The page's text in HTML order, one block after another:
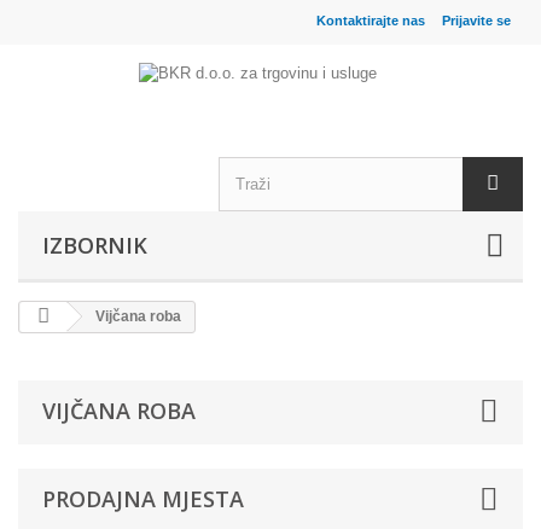
Prijavite se
Kontaktirajte nas
IZBORNIK
Vijčana roba
VIJČANA ROBA
PRODAJNA MJESTA